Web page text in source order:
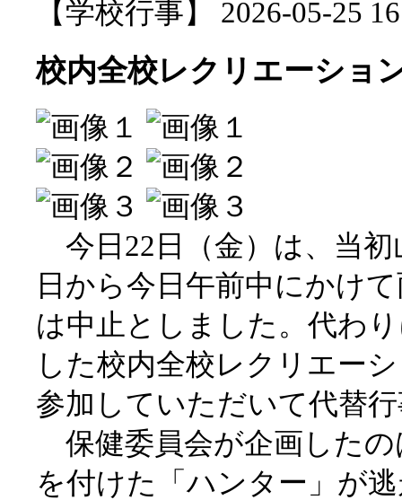
【学校行事】 2026-05-25
校内全校レクリエーショ
今日22日（金）は、当
日から今日午前中にかけ
は中止としました。代わ
した校内全校レクリエー
参加していただいて代替
保健委員会が企画したの
を付けた「ハンター」が